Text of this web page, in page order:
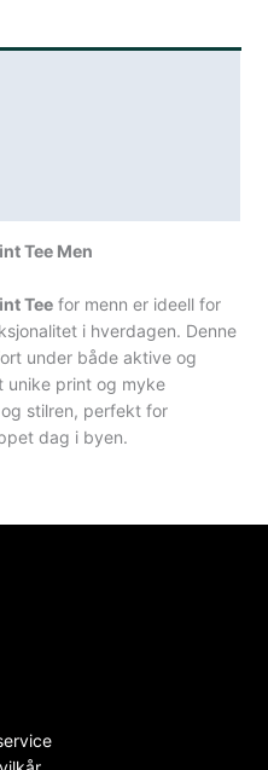
Tee Men
Tee for menn er ideell for
i hverdagen. Denne
under både aktive og
unike print og myke
stilren, perfekt for
dag i byen.